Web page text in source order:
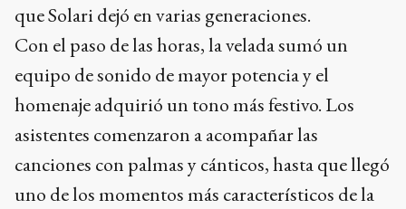
que Solari dejó en varias generaciones.
Con el paso de las horas, la velada sumó un
equipo de sonido de mayor potencia y el
homenaje adquirió un tono más festivo. Los
asistentes comenzaron a acompañar las
canciones con palmas y cánticos, hasta que llegó
uno de los momentos más característicos de la